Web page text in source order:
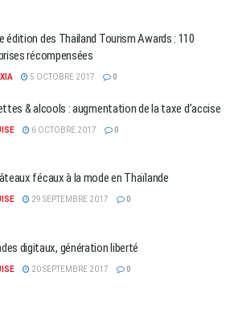
édition des Thailand Tourism Awards : 110
récompensées
5 OCTOBRE 2017 0
& alcools : augmentation de la taxe d’accise
6 OCTOBRE 2017 0
fécaux à la mode en Thaïlande
29 SEPTEMBRE 2017 0
digitaux, génération liberté
20 SEPTEMBRE 2017 0